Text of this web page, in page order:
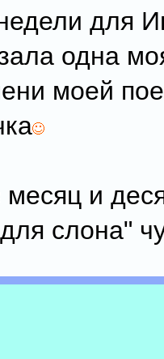
для
одна
моей
и
слона"